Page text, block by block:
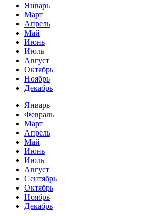
Январь
Март
Апрель
Май
Июнь
Июль
Август
Октябрь
Ноябрь
Декабрь
Январь
Февраль
Март
Апрель
Май
Июнь
Июль
Август
Сентябрь
Октябрь
Ноябрь
Декабрь